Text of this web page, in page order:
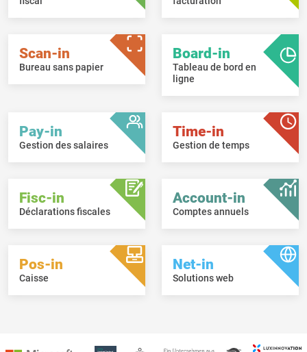
Scan-in
Bureau sans papier
Board-in
Tableau de bord en
ligne
Pay-in
Gestion des salaires
Time-in
Gestion de temps
Fisc-in
Déclarations fiscales
Account-in
Comptes annuels
Pos-in
Caisse
Net-in
Solutions web